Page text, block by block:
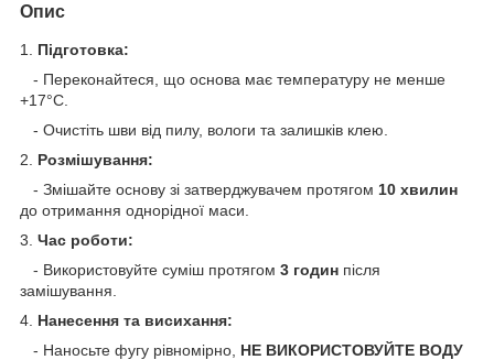
Опис
1.
Підготовка:
- Переконайтеся, що основа має температуру не менше
+17°С.
- Очистіть шви від пилу, вологи та залишків клею.
2.
Розмішування:
- Змішайте основу зі затверджувачем протягом 10 хвилин
до отримання однорідної маси.
3. Час роботи:
- Використовуйте суміш протягом 3 годин після
замішування.
4. Нанесення та висихання:
- Наносьте фугу рівномірно, НЕ ВИКОРИСТОВУЙТЕ ВОДУ